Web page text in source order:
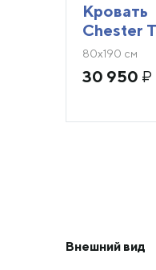
Кровать
Chester
80х190 см
30 950 ₽
Внешний вид